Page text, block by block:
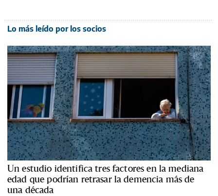
Lo más leído por los socios
Un estudio identifica tres factores en la mediana
edad que podrían retrasar la demencia más de
una década